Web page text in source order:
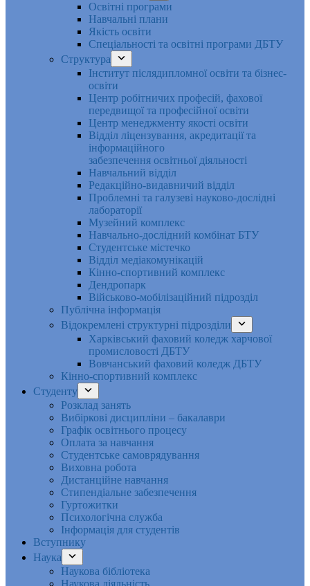
Освітні програми
Навчальні плани
Якість освіти
Спеціальності та освітні програми ДБТУ
Структура
Інститут післядипломної освіти та бізнес-
освіти
Центр робітничих професій, фахової
передвищої та професійної освіти
Центр менеджменту якості освіти
Відділ ліцензування, акредитації та
інформаційного
забезпечення освітньої діяльності
Навчальний відділ
Редакційно-видавничий відділ
Проблемні та галузеві науково-дослідні
лабораторії
Музейний комплекс
Навчально-дослідний комбінат БТУ
Студентське містечко
Відділ медіакомунікацій
Кінно-спортивний комплекс
Дендропарк
Військово-мобілізаційний підрозділ
Публічна інформація
Відокремлені структурні підрозділи
Харківський фаховий коледж харчової
промисловості ДБТУ
Вовчанський фаховий коледж ДБТУ
Кінно-спортивний комплекс
Студенту
Розклад занять
Вибіркові дисципліни – бакалаври
Графік освітнього процесу
Оплата за навчання
Студентське самоврядування
Виховна робота
Дистанційне навчання
Стипендіальне забезпечення
Гуртожитки
Психологічна служба
Інформація для студентів
Вступнику
Наука
Наукова бібліотека
Наукова діяльність